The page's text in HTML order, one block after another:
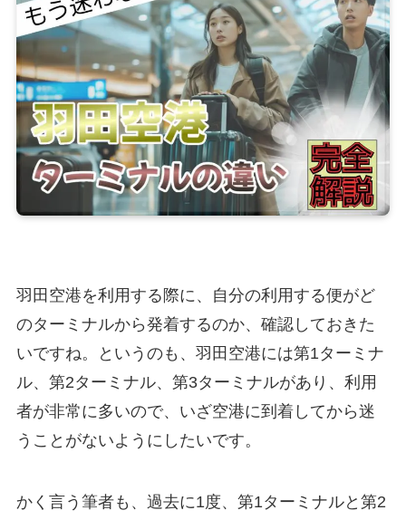
羽田空港を利用する際に、自分の利用する便がど
のターミナルから発着するのか、確認しておきた
いですね。というのも、羽田空港には第1ターミナ
ル、第2ターミナル、第3ターミナルがあり、利用
者が非常に多いので、いざ空港に到着してから迷
うことがないようにしたいです。
かく言う筆者も、過去に1度、第1ターミナルと第2